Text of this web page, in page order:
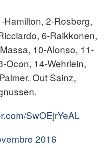
Hamilton, 2-Rosberg,
6-Raikkonen,
10-Alonso, 11-
Ocon, 14-Wehrlein,
Out Sainz,
SwOEjrYeAL
2016